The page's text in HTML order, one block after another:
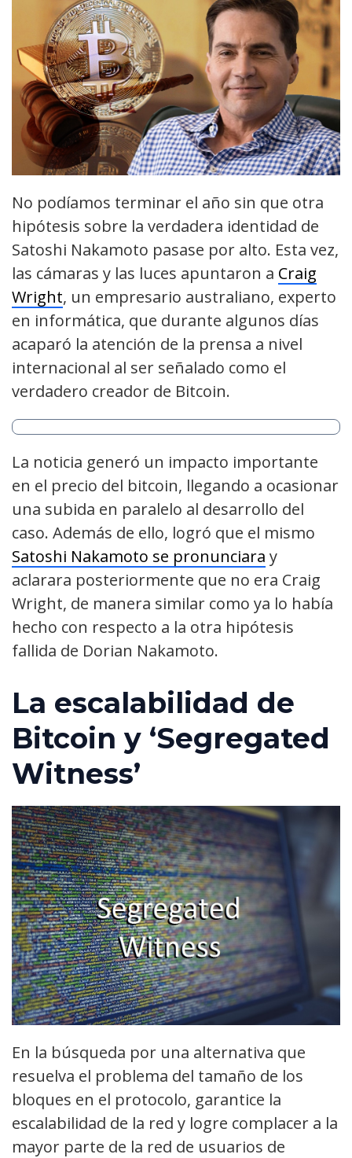
No podíamos terminar el año sin que otra
hipótesis sobre la verdadera identidad de
Satoshi Nakamoto pasase por alto. Esta vez,
las cámaras y las luces apuntaron a Craig
Wright, un empresario australiano, experto
en informática, que durante algunos días
acaparó la atención de la prensa a nivel
internacional al ser señalado como el
verdadero creador de Bitcoin.
La noticia generó un impacto importante
en el precio del bitcoin, llegando a ocasionar
una subida en paralelo al desarrollo del
caso. Además de ello, logró que el mismo
Satoshi Nakamoto se pronunciara y
aclarara posteriormente que no era Craig
Wright, de manera similar como ya lo había
hecho con respecto a la otra hipótesis
fallida de Dorian Nakamoto.
La escalabilidad de
Bitcoin y ‘Segregated
Witness’
En la búsqueda por una alternativa que
resuelva el problema del tamaño de los
bloques en el protocolo, garantice la
escalabilidad de la red y logre complacer a la
mayor parte de la red de usuarios de